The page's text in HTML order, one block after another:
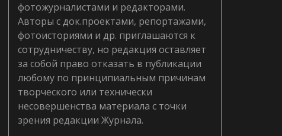
фотожурналистами и редакторами.
Авторы с док.проектами, репортажами,
фотоисториями и др. приглашаются к
сотрудничеству, но редакция оставляет
за собой право отказать в публикации
любому по принципиальным причинам
творческого или технически
несовершенства материала с точки
зрения редакции Журнала.